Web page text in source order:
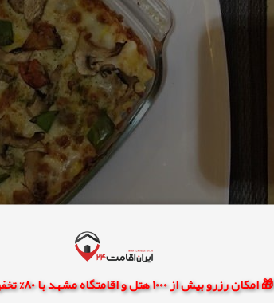
🎁 امکان رزرو بیش از 1000 هتل و اقامتگاه مشهد با 80% تخفیف واقعی